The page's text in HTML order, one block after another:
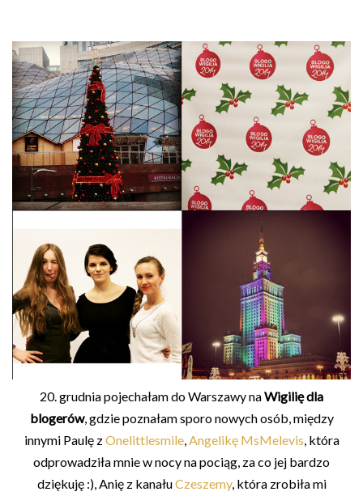
20. grudnia pojechałam do Warszawy naWigilię dla
blogerów, gdzie poznałam sporo nowych osób, między
innymi Paulę zOnelittlesmile,Angelikę MsMelevis, która
odprowadziła mnie w nocy na pociąg, za co jej bardzo
dziękuję :), Anię z kanałuCzeszemy, która zrobiła mi